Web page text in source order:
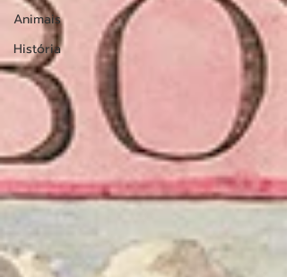
Animais
História